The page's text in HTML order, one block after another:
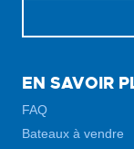
EN SAVOIR
FAQ
Bateaux à vendre